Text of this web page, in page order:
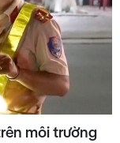
môi trường